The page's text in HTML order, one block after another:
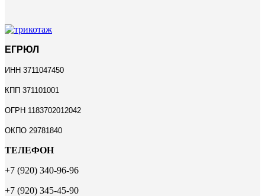
ЕГРЮЛ
ИНН 3711047450
КПП 371101001
ОГРН 1183702012042
ОКПО 29781840
ТЕЛЕФОН
+7 (920) 340-96-96
+7 (920) 345-45-90